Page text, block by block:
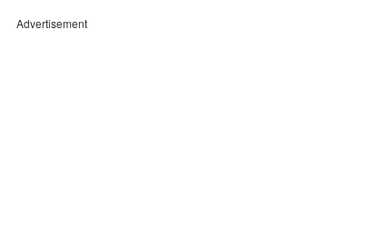
Advertisement